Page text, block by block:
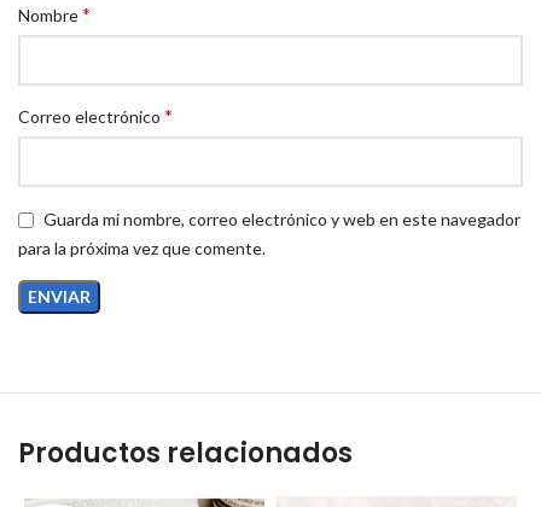
Nombre*
Correo electrónico *
Guarda mi nombre, correo electrónico y web en este navegador
para la próxima vez que comente.
Productos relacionados